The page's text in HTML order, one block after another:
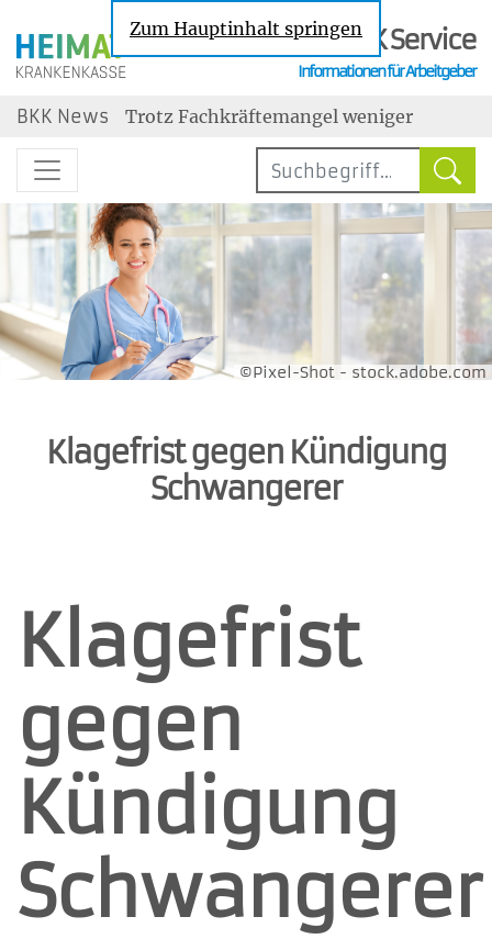
Zum Hauptinhalt springenBKK Service
Informationen für Arbeitgeber
BKK News Nachrichten zu den Themen
Trotz Fachkräftemangel weniger
Neueinstellungen
Steuerbegünstigter Urlaubszuschuss:
Erholungsbeihilfen
Geringe Tarifbindung im
Niedriglohnsektor
Jahresarbeitsentgeltgrenzen: Ab 2027
drei unterschiedliche Grenzen
maßgebend
Wechselbereitschaft im Job ist gestiegen
©Pixel-Shot - stock.adobe.com
Klagefrist gegen Kündigung
Schwangerer
Klagefrist
gegen
Kündigung
Schwangerer